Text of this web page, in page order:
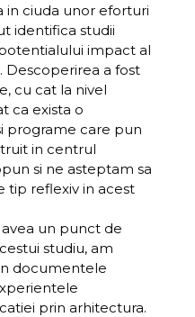
in ciuda unor eforturi
identifica studii
impact al
Descoperirea a fost
cu cat la nivel
ca exista o
programe care pun
in centrul
si ne asteptam sa
tip reflexiv in acest
un punct de
studiu, am
documentele
prin arhitectura.